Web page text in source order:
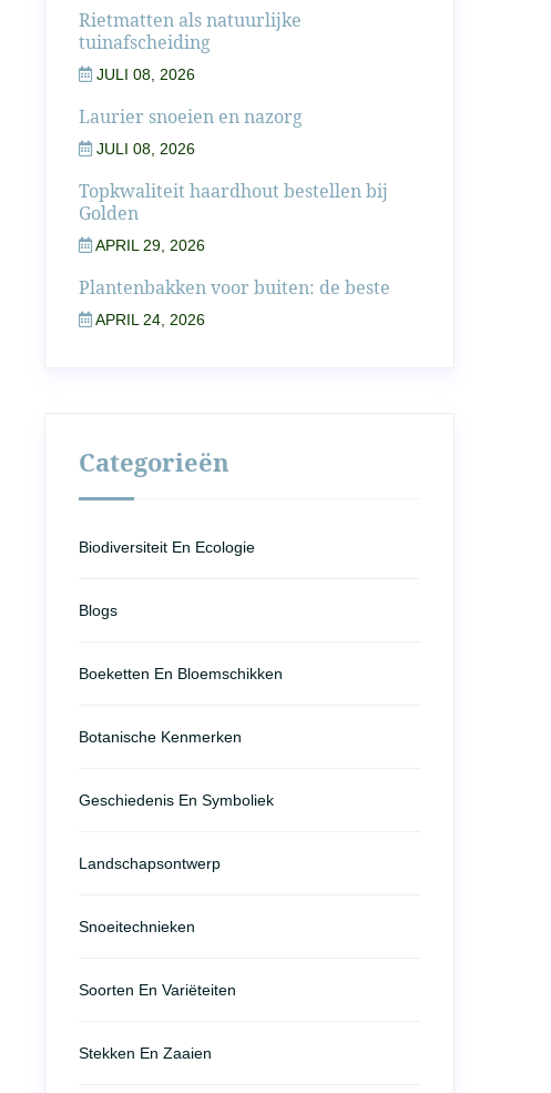
Rietmatten als natuurlijke
tuinafscheiding
JULI 08, 2026
Laurier snoeien en nazorg
JULI 08, 2026
Topkwaliteit haardhout bestellen bij
Golden
APRIL 29, 2026
Plantenbakken voor buiten: de beste
APRIL 24, 2026
Categorieën
Biodiversiteit En Ecologie
Blogs
Boeketten En Bloemschikken
Botanische Kenmerken
Geschiedenis En Symboliek
Landschapsontwerp
Snoeitechnieken
Soorten En Variëteiten
Stekken En Zaaien